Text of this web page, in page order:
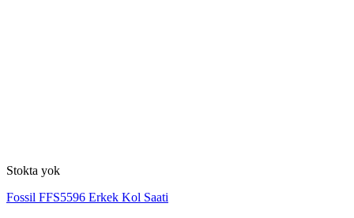
Stokta yok
Fossil FFS5596 Erkek Kol Saati